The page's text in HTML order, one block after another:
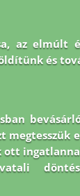
az elmúlt
és
megtesszük
ott